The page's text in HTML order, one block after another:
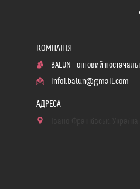
BALUN - оптовий
info1.balun@gmail.com